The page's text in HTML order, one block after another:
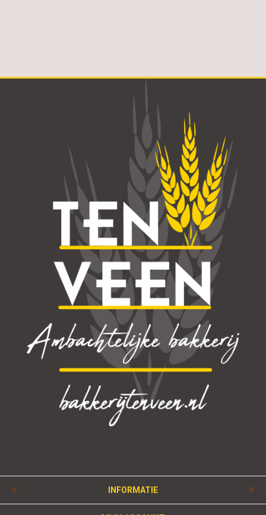
INFORMATIE